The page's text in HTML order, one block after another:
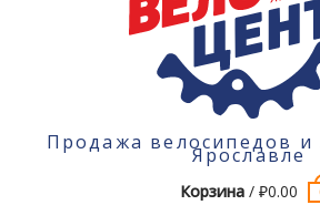
Продажа велосипедов и
Ярославле
Корзина /₽0.00